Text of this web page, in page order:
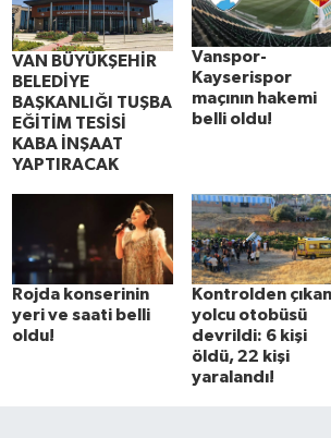
VAN BÜYÜKŞEHİR
BELEDİYE
BAŞKANLIĞI TUŞBA
EĞİTİM TESİSİ
KABA İNŞAAT
YAPTIRACAK
Vanspor-
Kayserispor
maçının hakemi
belli oldu!
Rojda konserinin
yeri ve saati belli
oldu!
Kontrolden çıkan
yolcu otobüsü
devrildi: 6 kişi
öldü, 22 kişi
yaralandı!